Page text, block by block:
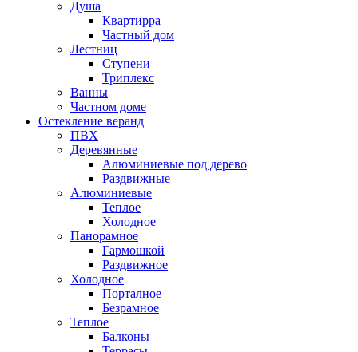
Душа
Квартирра
Частный дом
Лестниц
Ступени
Триплекс
Ванны
Частном доме
Остекление веранд
ПВХ
Деревянные
Алюминиевые под дерево
Раздвижные
Алюминиевые
Теплое
Холодное
Панорамное
Гармошкой
Раздвижное
Холодное
Порталное
Безрамное
Теплое
Балконы